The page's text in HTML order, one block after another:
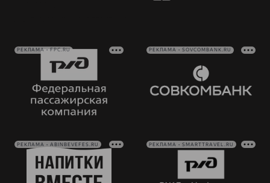
РЕКЛАМА • FPC.RU РЕКЛАМА • SOVCOMBANK.RU
РЕКЛАМА • ABINBEVEFES.RU РЕКЛАМА • SMARTTRAVEL.RU